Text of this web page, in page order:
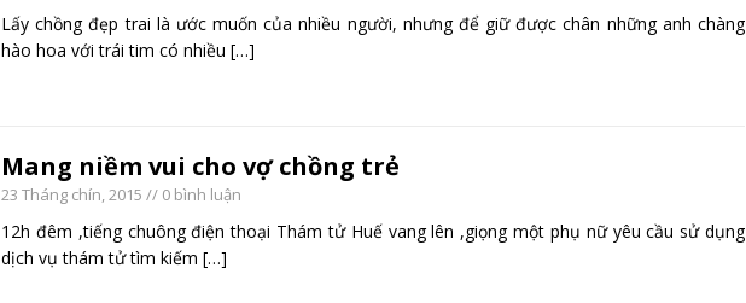
Lấy chồng đẹp trai là ước muốn của nhiều người, nhưng để giữ được chân những anh chàng
hào hoa với trái tim có nhiều […]
Mang niềm vui cho vợ chồng trẻ
23 Tháng chín, 2015 // 0 bình luận
12h đêm ,tiếng chuông điện thoại Thám tử Huế vang lên ,giọng một phụ nữ yêu cầu sử dụng
dịch vụ thám tử tìm kiếm […]